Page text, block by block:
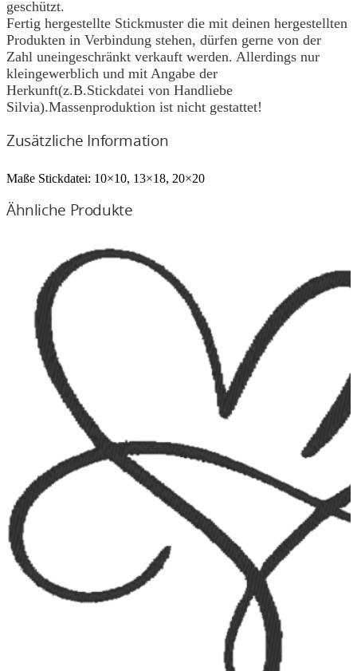
geschützt.
Fertig hergestellte Stickmuster die mit deinen hergestellten
Produkten in Verbindung stehen, dürfen gerne von der
Zahl uneingeschränkt verkauft werden. Allerdings nur
kleingewerblich und mit Angabe der
Herkunft(z.B.Stickdatei von Handliebe
Silvia).Massenproduktion ist nicht gestattet!
Zusätzliche Information
Maße Stickdatei: 10×10, 13×18, 20×20
Ähnliche Produkte